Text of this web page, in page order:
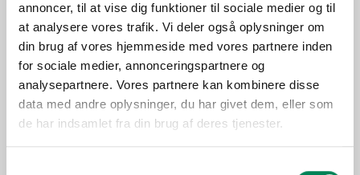
annoncer, til at vise dig funktioner til sociale medier og til
at analysere vores trafik. Vi deler også oplysninger om
din brug af vores hjemmeside med vores partnere inden
for sociale medier, annonceringspartnere og
analysepartnere. Vores partnere kan kombinere disse
data med andre oplysninger, du har givet dem, eller som
de har indsamlet fra din brug af deres tjenester.
Application
Season(s)
Function
Pictures